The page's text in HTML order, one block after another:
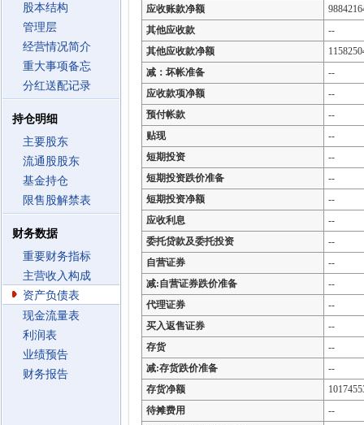
股本结构
管理层
经营情况简介
重大事项备忘
分红送配记录
持仓明细
主要股东
流通股股东
基金持仓
限售股解禁表
财务数据
重要财务指标
主营收入构成
资产负债表
现金流量表
利润表
业绩预告
财务报告
应收账款净额
其他应收款
--
其他应收款净额
减：坏帐准备
--
应收款项净额
--
预付帐款
--
贴现
--
短期投资
--
短期投资跌价准备
--
短期投资净额
--
应收利息
--
委托贷款及委托投资
--
自营证券
--
减:自营证券跌价准备
--
代理证券
--
买入返售证券
--
存货
--
减:存货跌价准备
--
存货净额
待摊费用
--